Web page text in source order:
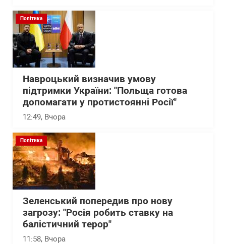
Політика
Навроцький визначив умову
підтримки України: "Польща готова
допомагати у протистоянні Росії"
12:49, Вчора
Політика
Зеленський попередив про нову
загрозу: "Росія робить ставку на
балістичний терор"
11:58, Вчора